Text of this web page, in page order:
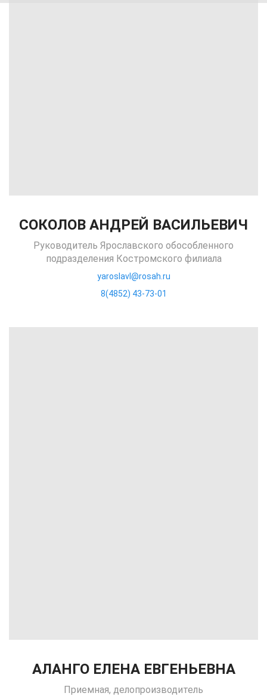
СОКОЛОВ АНДРЕЙ ВАСИЛЬЕВИЧ
Руководитель Ярославского обособленного
подразделения Костромского филиала
yaroslavl@rosah.ru
8(4852) 43-73-01
АЛАНГО ЕЛЕНА ЕВГЕНЬЕВНА
Приемная, делопроизводитель